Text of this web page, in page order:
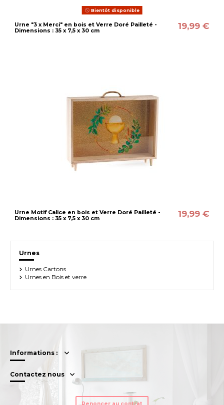
Bientôt disponible
Urne "3 x Merci" en bois et Verre Doré Pailleté -
Dimensions : 35 x 7,5 x 30 cm
19,99 €
Urne Motif Calice en bois et Verre Doré Pailleté -
Dimensions : 35 x 7,5 x 30 cm
19,99 €
Urnes
Urnes Cartons
Urnes en Bois et verre
Informations :
Contactez nous
Renoncer au contrat